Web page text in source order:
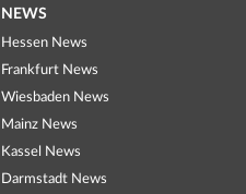
NEWS
Hessen News
Frankfurt News
Wiesbaden News
Mainz News
Kassel News
Darmstadt News